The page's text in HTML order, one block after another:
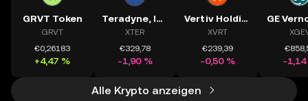
GRVT Token
GRVT
€0,26183
+4,47 %
Teradyne, Inc.
XTER
€329,78
-1,90 %
Vertiv Holdings, LLC
XVRT
€239,39
-0,50 % -1,14
Alle Krypto anzeigen